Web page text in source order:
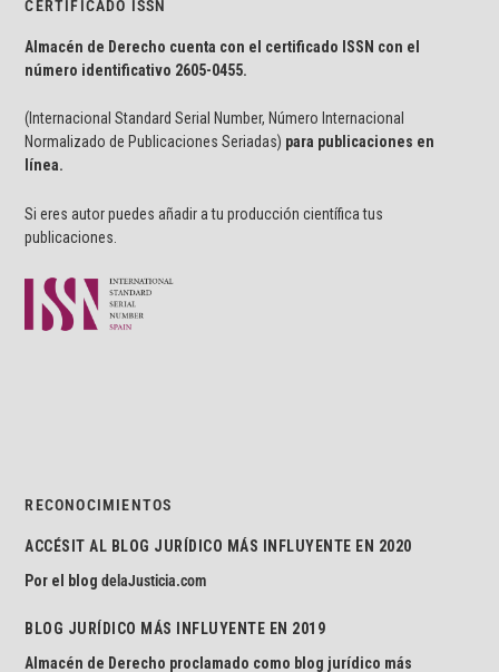
CERTIFICADO ISSN
Almacén de Derecho cuenta con el certificado ISSN con el
número identificativo 2605-0455.
(Internacional Standard Serial Number, Número Internacional
Normalizado de Publicaciones Seriadas) para publicaciones en
línea.
Si eres autor puedes añadir a tu producción científica tus
publicaciones.
RECONOCIMIENTOS
ACCÉSIT AL BLOG JURÍDICO MÁS INFLUYENTE EN 2020
Por el blogdelaJusticia.com
BLOG JURÍDICO MÁS INFLUYENTE EN 2019
Almacén de Derecho proclamado como blog jurídico más